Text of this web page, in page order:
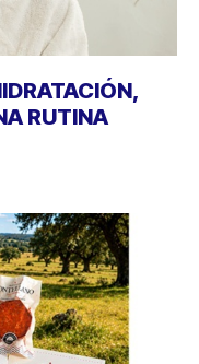
RUTINA